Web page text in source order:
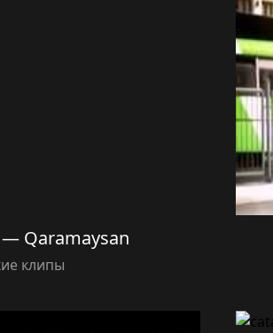
Qaramaysan
клипы